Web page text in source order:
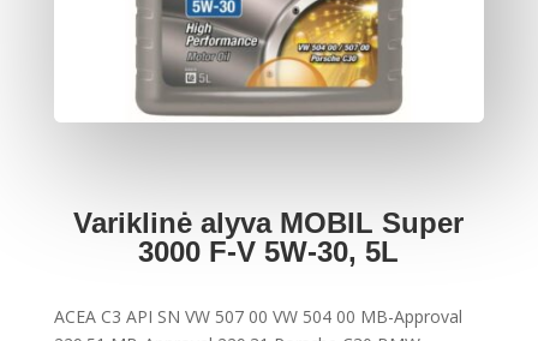
Variklinė alyva MOBIL Super
3000 F-V 5W-30, 5L
ACEA C3 API SN VW 507 00 VW 504 00 MB-Approval